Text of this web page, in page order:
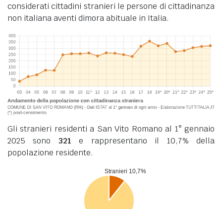
considerati cittadini stranieri le persone di cittadinanza
non italiana aventi dimora abituale in Italia.
Gli stranieri residenti a San Vito Romano al 1° gennaio
2025 sono 321 e rappresentano il 10,7% della
popolazione residente.